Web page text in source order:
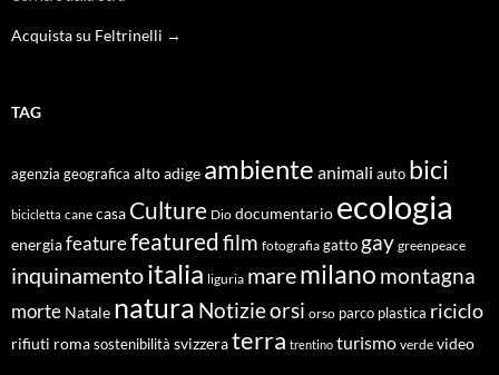
Acquista su Feltrinelli →
TAG
agenzia geografica alto adige ambiente animali auto bici
bicicletta cane casa Culture Dio documentario ecologia
energiafeaturefeaturedfilm fotografia gatto gay greenpeace
inquinamentoitalia liguria maremilano montagna
morte Natale natura Notizieorsi orso parco plastica riciclo
rifiuti roma sostenibilità svizzeraterra trentino turismo verde video